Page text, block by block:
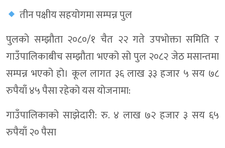
तीन पक्षीय सहयोगमा सम्पन्न पुल
पुलकाे सम्झौता २०८०/१ चैत २२ गते उपभोक्ता समिति र
गाउँपालिकाबीच सम्झौता भएको सो पुल २०८२ जेठ मसान्तमा
सम्पन्न भएको हो। कूल लागत ३६ लाख ३३ हजार ५ सय ७८
रुपैयाँ ४५ पैसा रहेको यस योजनामा:
गाउँपालिकाको साझेदारी: रु. ४ लाख ७२ हजार ३ सय ६५
रुपैयाँ २० पैसा